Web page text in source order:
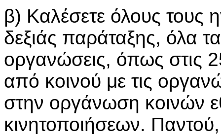
β) Καλέσετε όλους τους
δεξιάς παράταξης, όλα
οργανώσεις, όπως στις
από κοινού με τις
στην οργάνωση κοινών
κινητοποιήσεων.